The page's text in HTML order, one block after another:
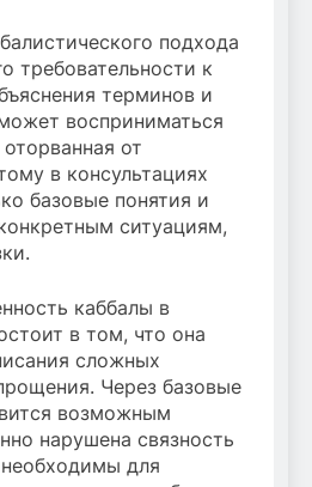
подхода
требовательности к
терминов и
восприниматься
от
в консультациях
базовые понятия и
ситуациям,
каббалы в
в том, что она
сложных
Через базовые
возможным
нарушена связность
для